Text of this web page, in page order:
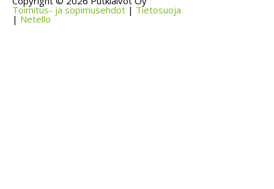
Toimitus- ja sopimusehdot | Tietosuoja
| Netello